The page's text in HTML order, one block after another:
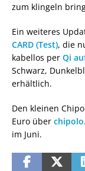
zum klingeln
Ein weiteres
CARD (Test), die
kabellos per Qi
Schwarz,
erhältlich.
Den kleinen
Euro über
im Juni.